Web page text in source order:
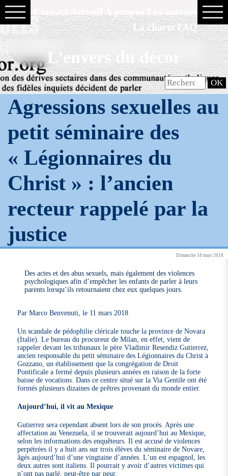
La charte FAQ
L’envers du décor
Agressions sexuelles au
petit séminaire des
« Légionnaires du
Christ » : l’ancien
recteur rappelé par la
justice
Dimanche 18 mars 2018
Des actes et des abus sexuels, mais également des violences
psychologiques afin d’empêcher les enfants de parler à leurs
parents lorsqu’ils retournaient chez eux quelques jours.
Par Marco Benvenuti, le 11 mars 2018
Un scandale de pédophilie cléricale touche la province de Novara
(Italie). Le bureau du procureur de Milan, en effet, vient de
rappeler devant les tribunaux le père Vladimir Resendiz Gutierrez,
ancien responsable du petit séminaire des Légionnaires du Christ à
Gozzano, un établissement que la congrégation de Droit
Pontificale a fermé depuis plusieurs années en raison de la forte
baisse de vocations. Dans ce centre situé sur la Via Gentile ont été
formés plusieurs dizaines de prêtres provenant du monde entier.
Aujourd’hui, il vit au Mexique
Gutierrez sera cependant absent lors de son procès. Après une
affectation au Venezuela, il se trouverait aujourd’hui au Mexique,
selon les informations des enquêteurs. Il est accusé de violences
perpétrées il y a huit ans sur trois élèves du séminaire de Novare,
âgés aujourd’hui d’une vingtaine d’années. L’un est espagnol, les
deux autres sont italiens. Il pourrait y avoir d’autres victimes qui
n’ont pas parlé, peut-être par peur.